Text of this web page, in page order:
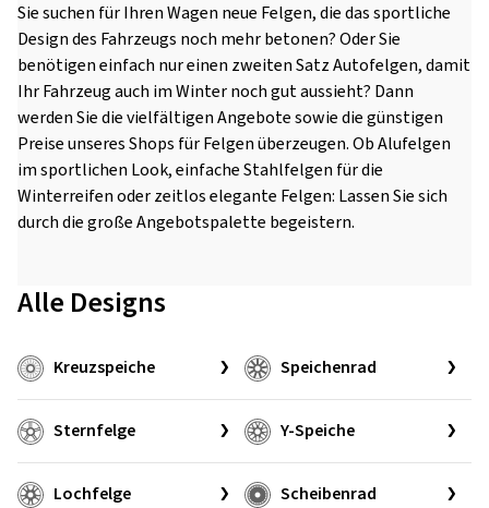
Sie suchen für Ihren Wagen neue Felgen, die das sportliche
Design des Fahrzeugs noch mehr betonen? Oder Sie
benötigen einfach nur einen zweiten Satz Autofelgen, damit
Ihr Fahrzeug auch im Winter noch gut aussieht? Dann
werden Sie die vielfältigen Angebote sowie die günstigen
Preise unseres Shops für Felgen überzeugen. Ob Alufelgen
im sportlichen Look, einfache Stahlfelgen für die
Winterreifen oder zeitlos elegante Felgen: Lassen Sie sich
durch die große Angebotspalette begeistern.
Alle Designs
Kreuzspeiche Speichenrad
Sternfelge Y-Speiche
Lochfelge Scheibenrad